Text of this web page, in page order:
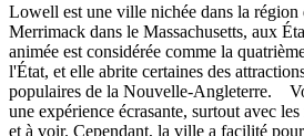
Lowell est une ville nichée dans la région
Merrimack dans le Massachusetts, aux
animée est considérée comme la
l'État, et elle abrite certaines des
populaires de la Nouvelle-Angleterre.
une expérience écrasante, surtout avec
et à voir. Cependant, la ville a facilité